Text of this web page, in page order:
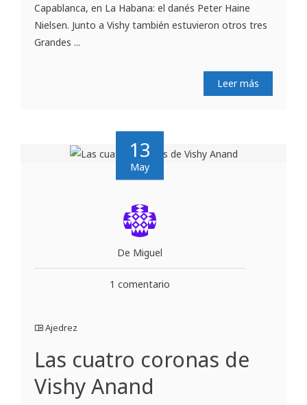
Capablanca, en La Habana: el danés Peter Haine
Nielsen. Junto a Vishy también estuvieron otros tres
Grandes ...
Leer más
13
May
De Miguel
1 comentario
Ajedrez
Las cuatro coronas de
Vishy Anand